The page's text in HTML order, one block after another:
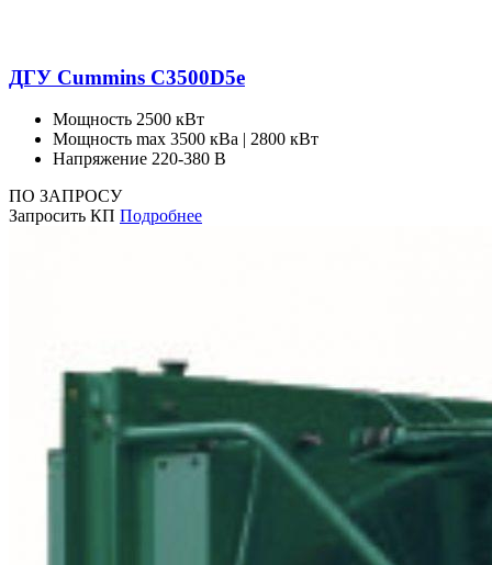
ДГУ Cummins C3500D5e
Мощность 2500 кВт
Мощность max 3500 кВа | 2800 кВт
Напряжение 220-380 В
ПО ЗАПРОСУ
Запросить КП Подробнее